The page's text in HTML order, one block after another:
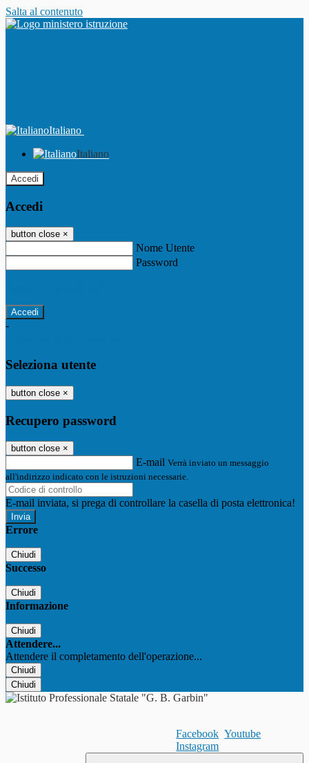
Salta al contenuto
Italiano
Italiano
Accedi
Accedi
button close ×
Nome Utente
Password
-
Seleziona utente
button close ×
Recupero password
button close ×
E-mail Verrà inviato un messaggio
all'indirizzo indicato con le istruzioni necessarie.
E-mail inviata, si prega di controllare la casella di posta elettronica!
Errore
Chiudi
Successo
Chiudi
Informazione
Chiudi
Attendere...
Attendere il completamento dell'operazione...
Chiudi
Chiudi
Facebook Youtube
Instagram